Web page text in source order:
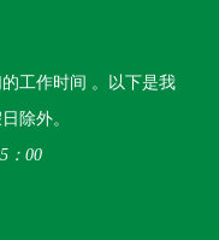
工作时间 。以下是我
除外。
5：00